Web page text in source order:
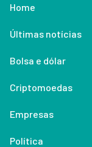
Home
Últimas notícias
Bolsa e dólar
Criptomoedas
Empresas
Política